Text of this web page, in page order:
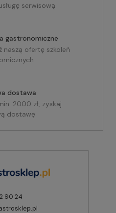
serwisową
gastronomiczne
naszą ofertę szkoleń
dostawa
2000 zł, zyskaj
dostawę
90 24